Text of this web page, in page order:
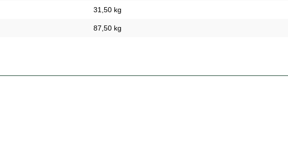
31,50 kg
87,50 kg